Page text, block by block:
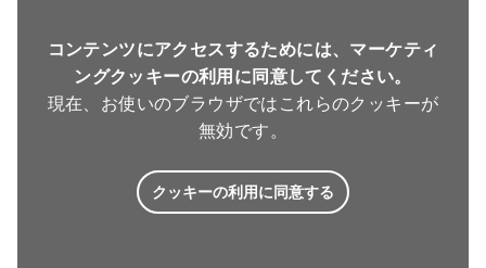
コンテンツにアクセスするためには、マーケティ
ングクッキーの利用に同意してください。
現在、お使いのブラウザではこれらのクッキーが
無効です。
クッキーの利用に同意する